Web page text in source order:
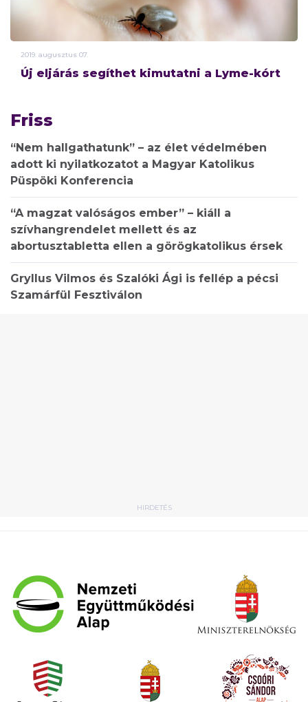
2019. augusztus 07.
Új eljárás segíthet kimutatni a Lyme-kórt
Friss
“Nem hallgathatunk” – az élet védelmében
adott ki nyilatkozatot a Magyar Katolikus
Püspöki Konferencia
“A magzat valóságos ember” – kiáll a
szívhangrendelet mellett és az
abortusztabletta ellen a görögkatolikus érsek
Gryllus Vilmos és Szalóki Ági is fellép a pécsi
Szamárfül Fesztiválon
HIRDETÉS